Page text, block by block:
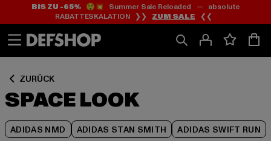
Zum
Inhalt
springen
Zum
Fußzeile
springen
BIS ZU -65%😲💥 Summer Sale Reloaded — absolute
RABATTESKALATION ❯❯ ZUM SALE ❮❮
ZURÜCK
SPACE LOOK
ADIDAS NMD ADIDAS STAN SMITH ADIDAS SWIFT RUN
Zum
Produktraster
springen